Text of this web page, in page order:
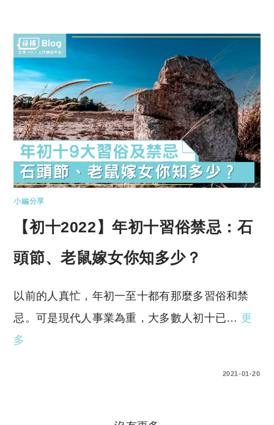
小編分享
【初十2022】年初十習俗禁忌：石
頭節、老鼠嫁女你知多少？
以前的人真忙，年初一至十都有那麼多習俗和禁
忌。可是現代人事業為重，大多數人初十已… 更
多
2021-01-20